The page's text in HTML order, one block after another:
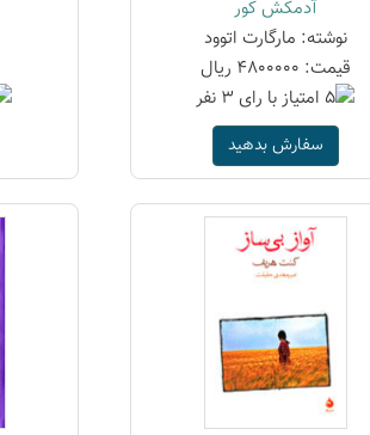
آدمکش کور
نوشته: مارگارت اتوود
قیمت: 4800000 ریال
سفارش بدهید